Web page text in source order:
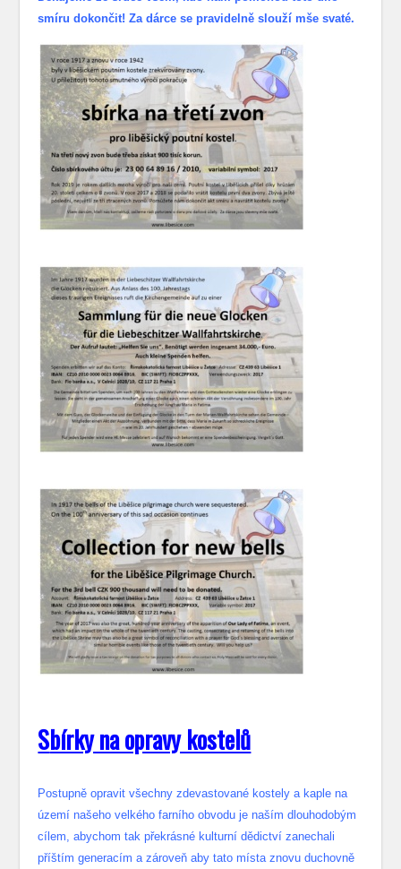
smíru dokončit! Za dárce se pravidelně slouží mše svaté.
Sbírky na opravy kostelů
Postupně opravit všechny zdevastované kostely a kaple na
území našeho velkého farního obvodu je naším dlouhodobým
cílem, abychom tak překrásné kulturní dědictví zanechali
příštím generacím a zároveň aby tato místa znovu duchovně